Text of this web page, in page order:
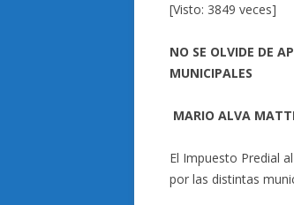
[Visto: 3849 veces]
NO SE OLVIDE DE
MUNICIPALES
MARIO ALVA
El Impuesto Predial
por las distintas